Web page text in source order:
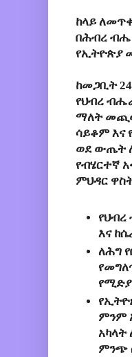
ከላይ
በሕብረ
የኢትዮጵያ
ከመጋቢት
የህብረ
ማለት መጪው
ሳይቆም እና
ወደ ውጤት
የብሄርተኛ
ምህዳር
እና
ለሕግ
ምንም
አካላት
ምንጭ